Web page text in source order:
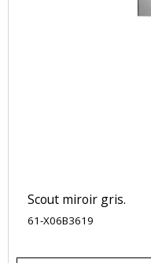
Scout miroir gris.
61-X06B3619